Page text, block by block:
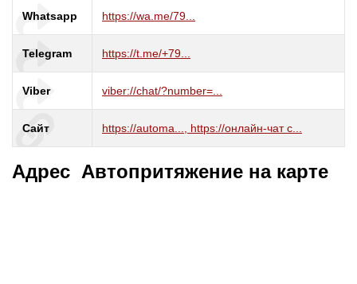
Whatsapp https://wa.me/79...
Telegram https://t.me/+79...
Viber viber://chat/?number=...
Сайт https://automa..., https://онлайн-чат с...
Адрес Автопритяжение на карте